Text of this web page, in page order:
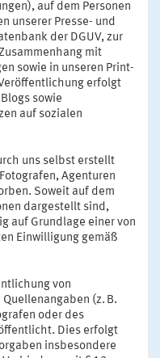
auf dem Personen
unserer Presse- und
der DGUV, zur
mit
sowie in unseren Print-
erfolgt
sowie
auf sozialen
uns selbst erstellt
Agenturen
Soweit auf dem
dargestellt sind,
auf Grundlage einer von
Einwilligung gemäß
von
(z. B.
oder des
Dies erfolgt
insbesondere